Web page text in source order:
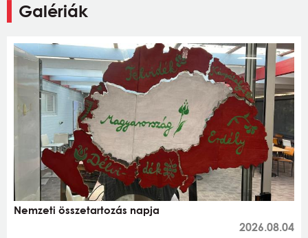
Galériák
Nemzeti összetartozás napja
2026.08.04